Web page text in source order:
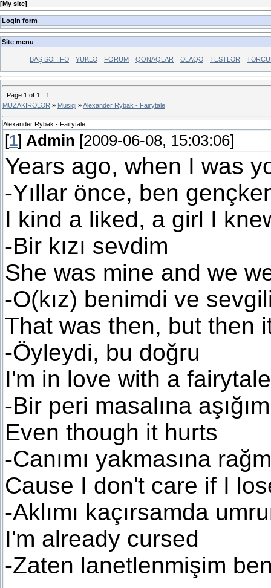
[My site]
Login form
Site menu
BAŞ SƏHİFƏ YÜKLƏ FORUM QONAQLAR ƏLAQƏ TESTLƏR
Page 1 of 1
1
MÜZAKİRƏLƏR » Musiqi »Alexander Rybak - Fairytale
Alexander Rybak - Fairytale
[1] Admin [2009-06-08, 15:03:06]
Years ago, when I was
-Yıllar önce, ben
I kind a liked, a girl I
-Bir kızı sevdim
She was mine and we
-O(kız) benimdi ve
That was then, but then
-Öyleydi, bu doğru
I'm in love with a fairytale
-Bir peri masalına aşığım
Even though it hurts
-Canımı yakmasına
Cause I don't care if I
-Aklımı kaçırsamda
I'm already cursed
-Zaten lanetlenmişim